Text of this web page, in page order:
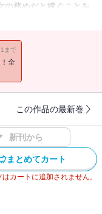
の務めだと嫁ぐことを
ウォルフに冷たくあ
らも彼を待ち続けて
ォルフにも迷惑をかけ
ルフに離婚を申し込
まで
全
この作品の最新巻
新刊から
まとめてカート
カートに追加されません。